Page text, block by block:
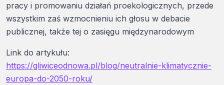
pracy i promowaniu działań proekologicznych, przede
wszystkim zaś wzmocnieniu ich głosu w debacie
publicznej, także tej o zasięgu międzynarodowym
Link do artykułu:
https://gliwiceodnowa.pl/blog/neutralnie-klimatycznie-
europa-do-2050-roku/